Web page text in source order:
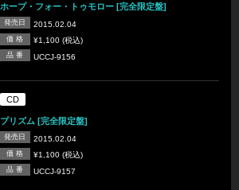
ホープ・フォー・トゥモロー [完全限定盤]
発売日 2015.02.04
価 格 ¥1,100 (税込)
品 番 UCCJ-9156
CD
プリズム [完全限定盤]
発売日 2015.02.04
価 格 ¥1,100 (税込)
品 番 UCCJ-9157